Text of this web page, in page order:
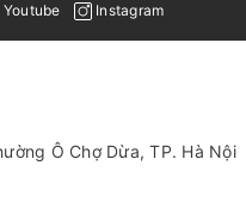
Youtube Instagram
Ô Chợ Dừa, TP. Hà Nội